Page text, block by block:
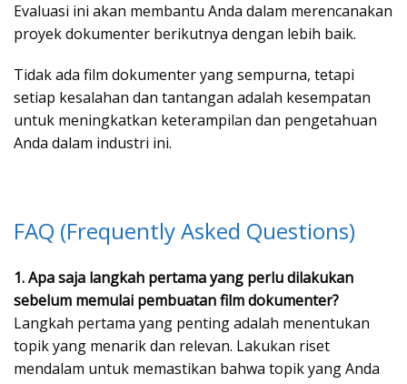
Evaluasi ini akan membantu Anda dalam merencanakan
proyek dokumenter berikutnya dengan lebih baik.
Tidak ada film dokumenter yang sempurna, tetapi
setiap kesalahan dan tantangan adalah kesempatan
untuk meningkatkan keterampilan dan pengetahuan
Anda dalam industri ini.
FAQ (Frequently Asked Questions)
1. Apa saja langkah pertama yang perlu dilakukan
sebelum memulai pembuatan film dokumenter?
Langkah pertama yang penting adalah menentukan
topik yang menarik dan relevan. Lakukan riset
mendalam untuk memastikan bahwa topik yang Anda